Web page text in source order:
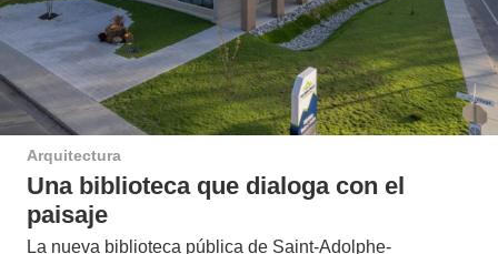
Arquitectura
Una biblioteca que dialoga con el
paisaje
La nueva biblioteca pública de Saint-Adolphe-